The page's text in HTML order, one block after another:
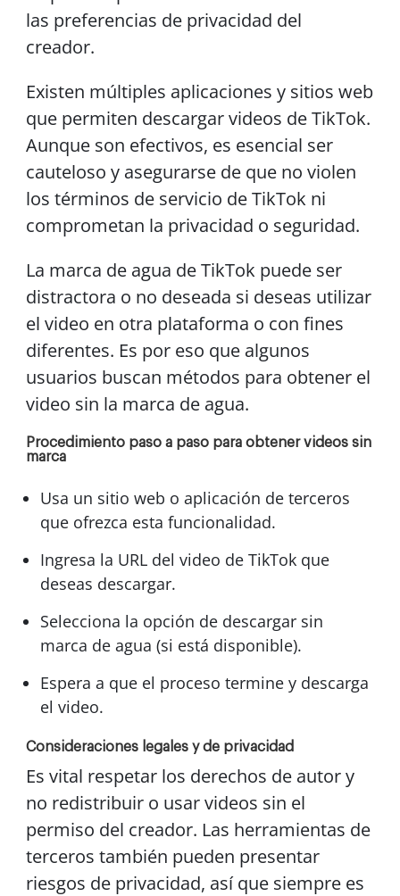
las preferencias de privacidad del
creador.
Existen múltiples aplicaciones y sitios web
que permiten descargar videos de TikTok.
Aunque son efectivos, es esencial ser
cauteloso y asegurarse de que no violen
los términos de servicio de TikTok ni
comprometan la privacidad o seguridad.
La marca de agua de TikTok puede ser
distractora o no deseada si deseas utilizar
el video en otra plataforma o con fines
diferentes. Es por eso que algunos
usuarios buscan métodos para obtener el
video sin la marca de agua.
Procedimiento paso a paso para obtener videos sin
marca
Usa un sitio web o aplicación de terceros
que ofrezca esta funcionalidad.
Ingresa la URL del video de TikTok que
deseas descargar.
Selecciona la opción de descargar sin
marca de agua (si está disponible).
Espera a que el proceso termine y descarga
el video.
Consideraciones legales y de privacidad
Es vital respetar los derechos de autor y
no redistribuir o usar videos sin el
permiso del creador. Las herramientas de
terceros también pueden presentar
riesgos de privacidad, así que siempre es